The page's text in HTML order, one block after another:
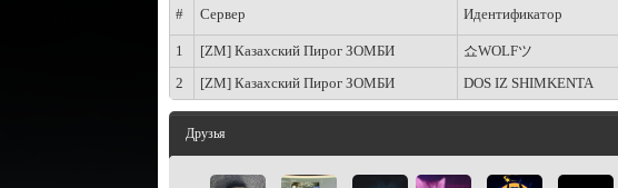
# Сервер Идентификатор
1 [ZM] Казахский Пирог ЗОМБИ 쇼WOLFツ
2
[ZM] Казахский Пирог ЗОМБИ DOS IZ SHIMKENTA
Друзья